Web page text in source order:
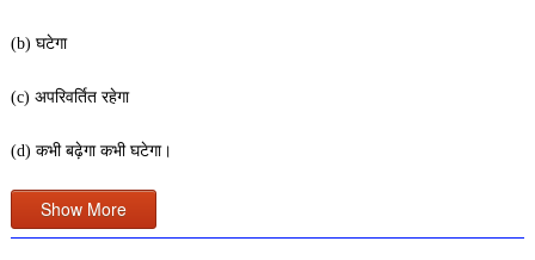
(b) घटेगा
(c) अपरिवर्तित रहेगा
(d) कभी बढ़ेगा कभी घटेगा।
Show More